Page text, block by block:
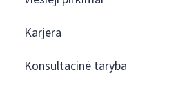
Karjera
Konsultacinė taryba